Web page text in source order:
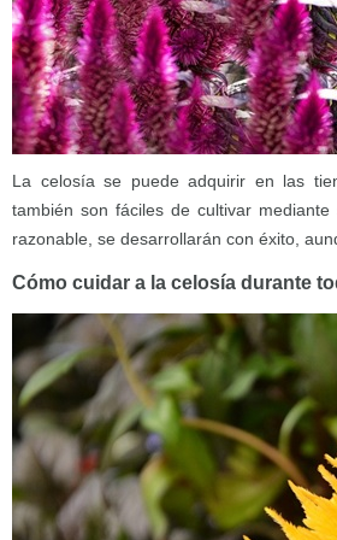
La celosía se puede adquirir en las
también son fáciles de cultivar
razonable, se desarrollarán con éxito,
Cómo cuidar a la celosía durante